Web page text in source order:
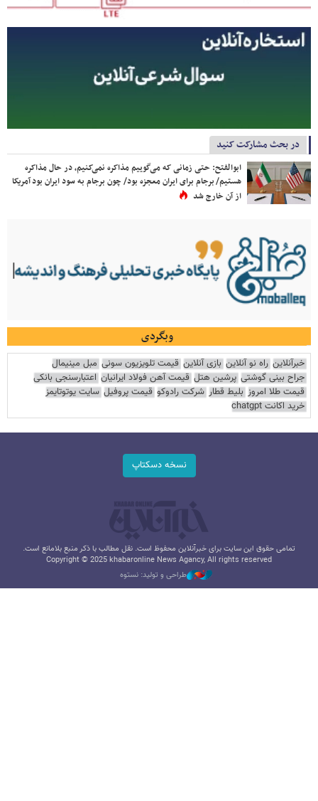
در بحث مشارکت کنید
ابوالفتح: حتی زمانی که می‌گوییم مذاکره نمی‌کنیم، در حال مذاکره
هستیم/ برجام برای ایران معجزه بود/ چون برجام به سود ایران بود آمریکا
از آن خارج شد
وبگردی
خبرآنلاین راه نو آنلاین بازی آنلاین قیمت تلویزیون سونی مبل مینیمال
جراح بینی گوشتی پرشین هتل قیمت آهن فولاد ایرانیان اعتبارسنجی بانکی
قیمت طلا امروز بلیط قطار شرکت رادوکو قیمت پروفیل سایت یوتوتایمز
خرید اکانت chatgpt
نسخه دسکتاپ
تمامی حقوق این سایت برای خبرآنلاین محفوظ است. نقل مطالب با ذکر منبع بلامانع است.
Copyright © 2025 khabaronline News Agancy, All rights reserved
طراحی و تولید: نستوه